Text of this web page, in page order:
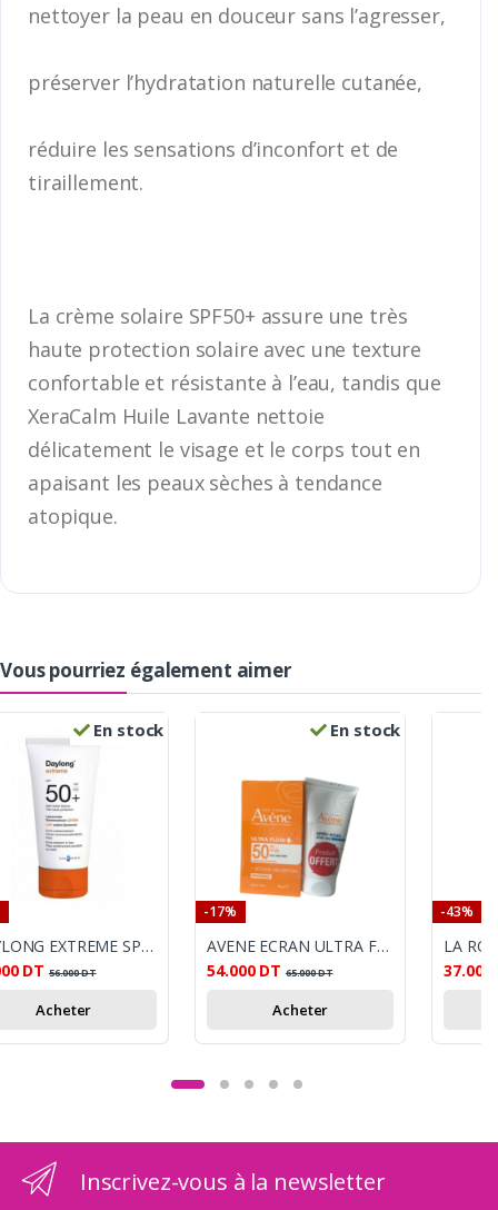
nettoyer la peau en douceur sans l’agresser,
préserver l’hydratation naturelle cutanée,
réduire les sensations d’inconfort et de
tiraillement.
La crème solaire SPF50+ assure une très
haute protection solaire avec une texture
confortable et résistante à l’eau, tandis que
XeraCalm Huile Lavante nettoie
délicatement le visage et le corps tout en
apaisant les peaux sèches à tendance
atopique.
Vous pourriez également aimer
En stock
DAYLONG EXTREME SPF50+ LAIT SOLAIRE 50ML
DT 56.000DT
Acheter
En stock
-17%
AVENE ECRAN ULTRA FLUID INVISIBLE SPF50+ 50ML + APRES SOLEIL OFFERT
54.000 DT 65.000DT
Acheter
-43%
37.001
Inscrivez-vous à la newsletter